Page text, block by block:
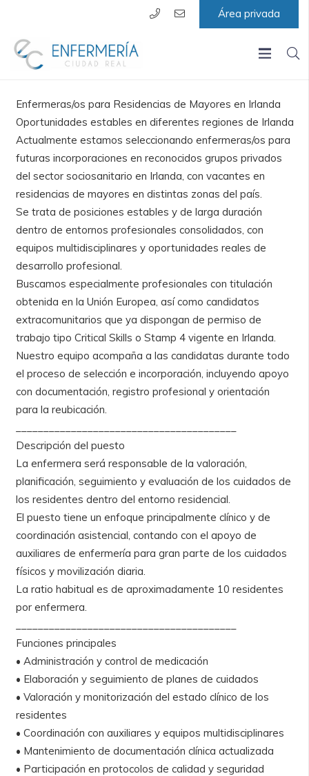
Área privada
Enfermeras/os para Residencias de Mayores en Irlanda
Oportunidades estables en diferentes regiones de Irlanda
Actualmente estamos seleccionando enfermeras/os para
futuras incorporaciones en reconocidos grupos privados
del sector sociosanitario en Irlanda, con vacantes en
residencias de mayores en distintas zonas del país.
Se trata de posiciones estables y de larga duración
dentro de entornos profesionales consolidados, con
equipos multidisciplinares y oportunidades reales de
desarrollo profesional.
Buscamos especialmente profesionales con titulación
obtenida en la Unión Europea, así como candidatos
extracomunitarios que ya dispongan de permiso de
trabajo tipo Critical Skills o Stamp 4 vigente en Irlanda.
Nuestro equipo acompaña a las candidatas durante todo
el proceso de selección e incorporación, incluyendo apoyo
con documentación, registro profesional y orientación
para la reubicación.
Descripción del puesto
La enfermera será responsable de la valoración,
planificación, seguimiento y evaluación de los cuidados de
los residentes dentro del entorno residencial.
El puesto tiene un enfoque principalmente clínico y de
coordinación asistencial, contando con el apoyo de
auxiliares de enfermería para gran parte de los cuidados
físicos y movilización diaria.
La ratio habitual es de aproximadamente 10 residentes
por enfermera.
Funciones principales
• Administración y control de medicación
• Elaboración y seguimiento de planes de cuidados
• Valoración y monitorización del estado clínico de los
residentes
• Coordinación con auxiliares y equipos multidisciplinares
• Mantenimiento de documentación clínica actualizada
• Participación en protocolos de calidad y seguridad